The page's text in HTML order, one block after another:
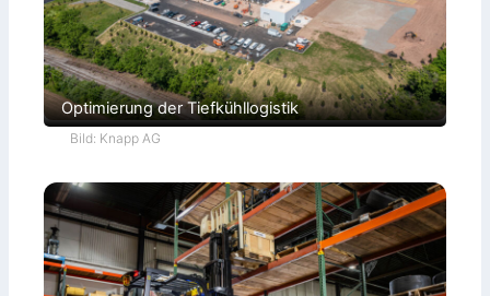
Optimierung der Tiefkühllogistik
Bild: Knapp AG